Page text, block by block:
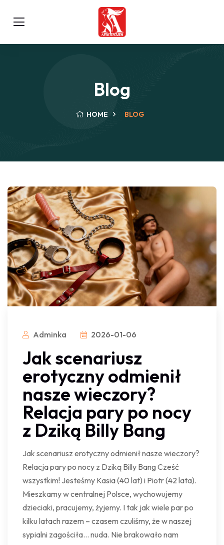
Blog
HOME BLOG
Adminka 2026-01-06
Jak scenariusz
erotyczny odmienił
nasze wieczory?
Relacja pary po nocy
z Dziką Billy Bang
Jak scenariusz erotyczny odmienił nasze wieczory?
Relacja pary po nocy z Dziką Billy Bang Cześć
wszystkim! Jesteśmy Kasia (40 lat) i Piotr (42 lata).
Mieszkamy w centralnej Polsce, wychowujemy
dzieciaki, pracujemy, żyjemy. I tak jak wiele par po
kilku latach razem – czasem czuliśmy, że w naszej
sypialni zagościła… nuda. Nie brakowało nam